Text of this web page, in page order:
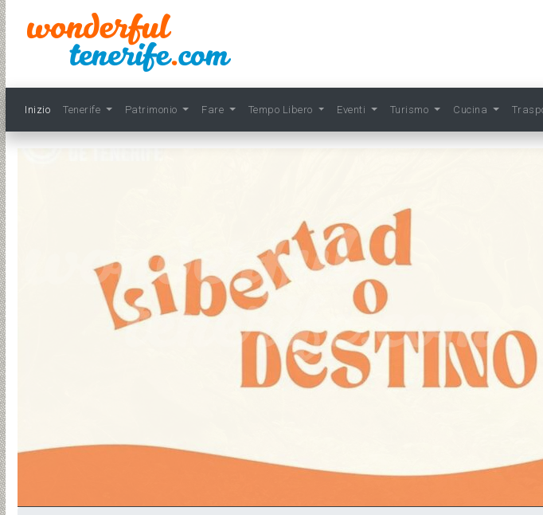
Inizio Tenerife Patrimonio Fare Tempo Libero Eventi Turismo Cucina